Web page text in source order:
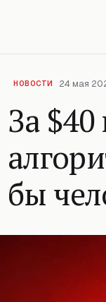
НОВОСТИ 24 мая
За
бы